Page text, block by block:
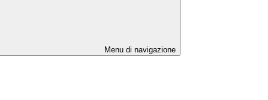
Menu di navigazione